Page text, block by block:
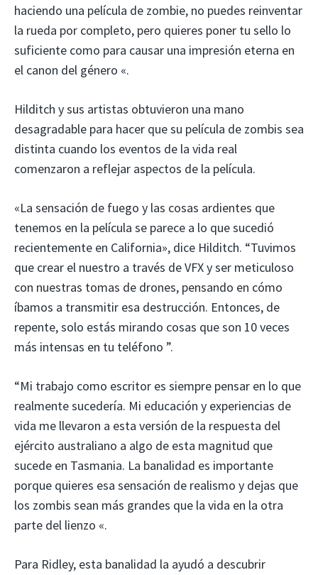
haciendo una película de zombie, no puedes reinventar
la rueda por completo, pero quieres poner tu sello lo
suficiente como para causar una impresión eterna en
el canon del género «.
Hilditch y sus artistas obtuvieron una mano
desagradable para hacer que su película de zombis sea
distinta cuando los eventos de la vida real
comenzaron a reflejar aspectos de la película.
«La sensación de fuego y las cosas ardientes que
tenemos en la película se parece a lo que sucedió
recientemente en California», dice Hilditch. “Tuvimos
que crear el nuestro a través de VFX y ser meticuloso
con nuestras tomas de drones, pensando en cómo
íbamos a transmitir esa destrucción. Entonces, de
repente, solo estás mirando cosas que son 10 veces
más intensas en tu teléfono ”.
“Mi trabajo como escritor es siempre pensar en lo que
realmente sucedería. Mi educación y experiencias de
vida me llevaron a esta versión de la respuesta del
ejército australiano a algo de esta magnitud que
sucede en Tasmania. La banalidad es importante
porque quieres esa sensación de realismo y dejas que
los zombis sean más grandes que la vida en la otra
parte del lienzo «.
Para Ridley, esta banalidad la ayudó a descubrir